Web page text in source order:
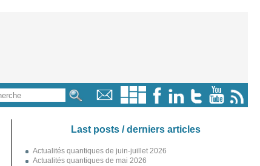
Last posts / derniers articles
Actualités quantiques de juin-juillet 2026
Actualités quantiques de mai 2026